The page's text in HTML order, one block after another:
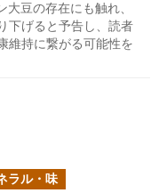
豆の存在にも触れ、
下げると予告し、読者
維持に繋がる可能性を
ラル・味